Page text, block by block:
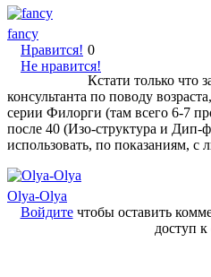
fancy
Нравится!
Не нравится!
0
Кстати только что
консультанта по поводу
серии Филорги (там всего 6-7
после 40 (Изо-структура и Дип-
использовать, по показаниям, с
Olya-Olya
Войдитечтобы оставить
доступ к